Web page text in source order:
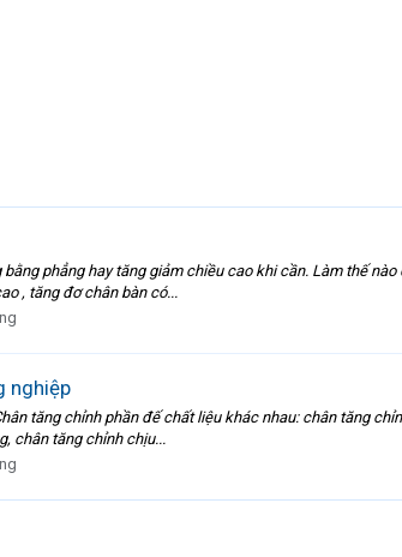
phẳng hay tăng giảm chiều cao khi cần. Làm thế
, tăng đơ chân bàn có...
nghiệp
tăng chỉnh phần đế chất liệu khác nhau: chân tăng
chân tăng chỉnh chịu...